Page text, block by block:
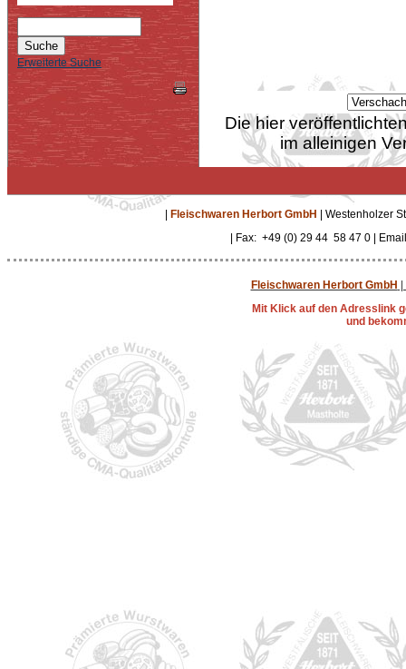
Erweiterte Suche
Die hier
im alleinigen
Fleischwaren Herbort GmbH
| Westenholzer
| Fax: +49 (0) 29 44 58 47 0 |
Fleischwaren Herbort GmbH
Mit Klick auf den Adresslink
und